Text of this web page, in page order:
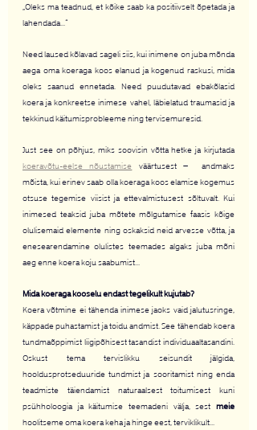
„Oleks ma teadnud, et kõike saab ka positiivselt õpetada ja
lahendada...“
Need laused kõlavad sageli siis, kui inimene on juba mõnda
aega oma koeraga koos elanud ja kogenud raskusi, mida
oleks saanud ennetada. Need puudutavad ebakõlasid
koera ja konkreetse inimese vahel, läbielatud traumasid ja
tekkinud käitumisprobleeme ning tervisemuresid.
koeravõtu-eelse nõustamise väärtusest –  andmaks
mõista, kui erinev saab olla koeraga koos elamise kogemus
otsuse tegemise viisist ja ettevalmistusest sõltuvalt. Kui
inimesed teaksid juba mõtete mõlgutamise faasis kõige
olulisemaid elemente ning oskaksid neid arvesse võtta, ja
enesearendamine olulistes teemades algaks juba mõni
aeg enne koera koju saabumist...
Mida koeraga kooselu endast tegelikult kujutab?
Koera võtmine ei tähenda inimese jaoks vaid jalutusringe,
käppade puhastamist ja toidu andmist. See tähendab koera
tundmaõppimist liigipõhisest tasandist individuaaltasandini.
Oskust tema tervislikku seisundit jälgida,
hooldusprotseduuride tundmist ja sooritamist ning enda
teadmiste täiendamist naturaalsest toitumisest kuni
psühholoogia ja käitumise teemadeni välja, sest
hoolitseme oma koera keha ja hinge eest, terviklikult...